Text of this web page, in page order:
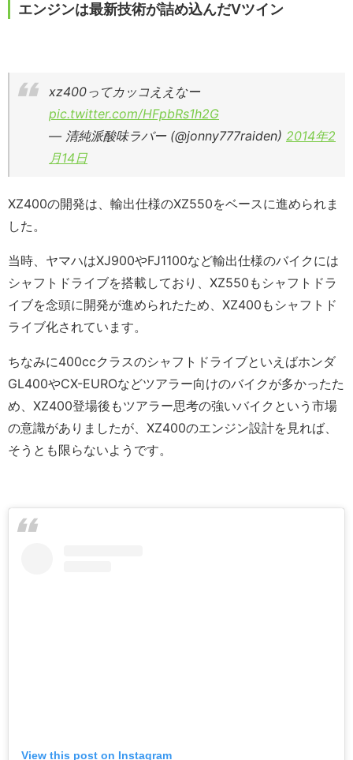
エンジンは最新技術が詰め込んだVツイン
xz400ってカッコええなー
pic.twitter.com/HFpbRs1h2G
— 清純派酸味ラバー (@jonny777raiden) 2014年2
月14日
XZ400の開発は、輸出仕様のXZ550をベースに進められま
した。
当時、ヤマハはXJ900やFJ1100など輸出仕様のバイクには
シャフトドライブを搭載しており、XZ550もシャフトドラ
イブを念頭に開発が進められたため、XZ400もシャフトド
ライブ化されています。
ちなみに400ccクラスのシャフトドライブといえばホンダ
GL400やCX-EUROなどツアラー向けのバイクが多かったた
め、XZ400登場後もツアラー思考の強いバイクという市場
の意識がありましたが、XZ400のエンジン設計を見れば、
そうとも限らないようです。
View this post on Instagram